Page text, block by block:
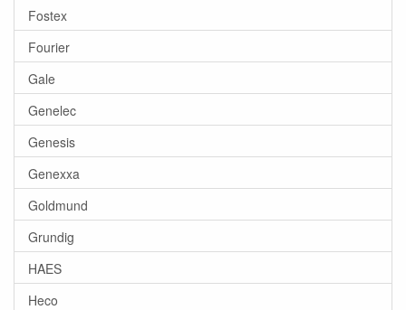
Fostex
Fourier
Gale
Genelec
Genesis
Genexxa
Goldmund
Grundig
HAES
Heco